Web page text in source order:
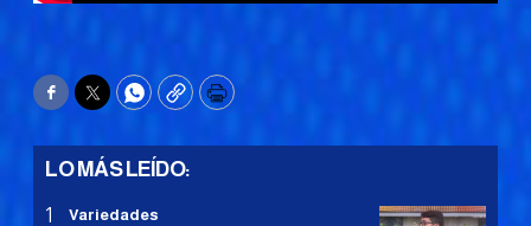
Facebook
TwitterWhatsApp
CopyPrint
LO MÁS LEÍDO:
Variedades